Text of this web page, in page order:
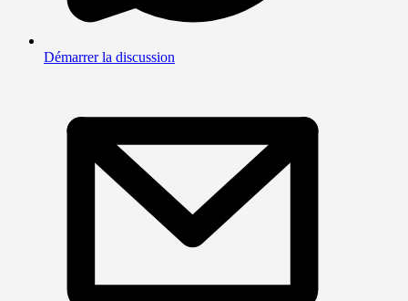
Démarrer la discussion